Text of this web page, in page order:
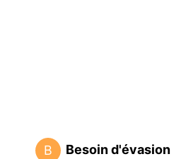
B Besoin d'évasion